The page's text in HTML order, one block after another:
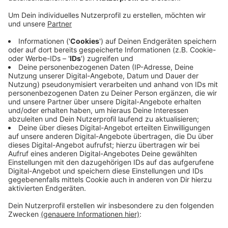
umgegraben und von Leichenspürhunden
abgesucht. Morgen gehen die Arbeiten weiter. Das
Die Polizei ist mit sehr vielen Beamten im Einsatz
und auch mit zwei Baggern. Die mussten mit einem
Kran über das Einfamilienhaus gehoben werden.
Bislang wurden keine Hinweise gefunden, dass der
83-Jährige etwas mit den verschwundenen Kindern
zu tun hat. Laut DPA soll der Mann wegen
psychischer Auffälligkeiten eingewiesen worden
sein.
Veröffentlicht:Freitag, 28.06.2019 16:48
Anzeige